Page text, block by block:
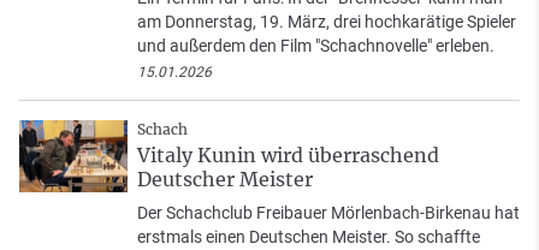
am Donnerstag, 19. März, drei hochkarätige Spieler
und außerdem den Film "Schachnovelle" erleben.
15.01.2026
Schach
Vitaly Kunin wird überraschend
Deutscher Meister
Der Schachclub Freibauer Mörlenbach-Birkenau hat
erstmals einen Deutschen Meister. So schaffte